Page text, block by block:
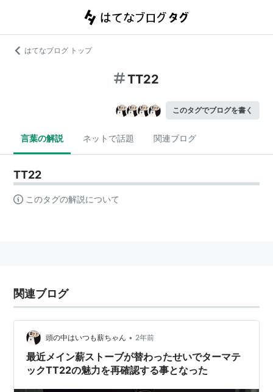
はてなブログ トップ
TT22
このタグでブログを書く
言葉の解説 ネットで話題 関連ブログ
TT22
このタグの解説について
関連ブログ
頭の中はいつも薪ちゃん • 2年前
最近メイン薪ストーブが替わったせいでターマテ
ックTT22の魅力を再確認する事となった